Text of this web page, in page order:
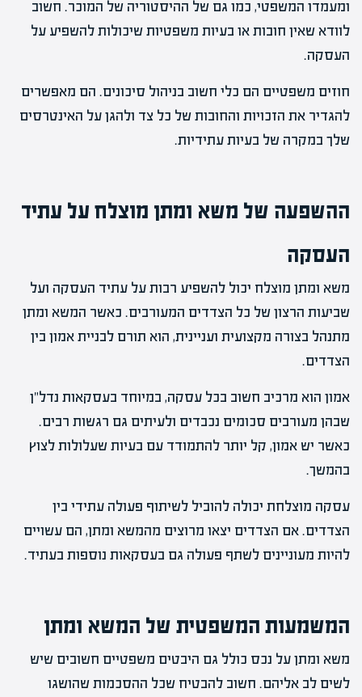
ומעמדו המשפטי, כמו גם של ההיסטוריה של המוכר. חשוב
לוודא שאין חובות או בעיות משפטיות שיכולות להשפיע על
העסקה.
חוזים משפטיים הם כלי חשוב בניהול סיכונים. הם מאפשרים
להגדיר את הזכויות והחובות של כל צד ולהגן על האינטרסים
שלך במקרה של בעיות עתידיות.
ההשפעה של משא ומתן מוצלח על עתיד
העסקה
משא ומתן מוצלח יכול להשפיע רבות על עתיד העסקה ועל
שביעות הרצון של כל הצדדים המעורבים. כאשר המשא ומתן
מתנהל בצורה מקצועית ועניינית, הוא תורם לבניית אמון בין
הצדדים.
אמון הוא מרכיב חשוב בכל עסקה, במיוחד בעסקאות נדל"ן
שבהן מעורבים סכומים נכבדים ולעיתים גם רגשות רבים.
כאשר יש אמון, קל יותר להתמודד עם בעיות שעלולות לצוץ
בהמשך.
עסקה מוצלחת יכולה להוביל לשיתוף פעולה עתידי בין
הצדדים. אם הצדדים יצאו מרוצים מהמשא ומתן, הם עשויים
להיות מעוניינים לשתף פעולה גם בעסקאות נוספות בעתיד.
המשמעות המשפטית של המשא ומתן
משא ומתן על נכס כולל גם היבטים משפטיים חשובים שיש
לשים לב אליהם. חשוב להבטיח שכל ההסכמות שהושגו